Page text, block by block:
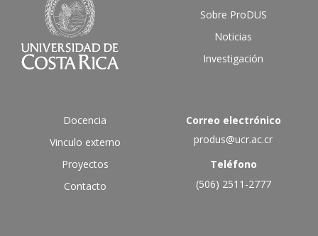
Sobre ProDUS
Noticias
Investigación
Docencia
Vinculo externo
Proyectos
Contacto
Correo electrónico
produs@ucr.ac.cr
Teléfono
(506) 2511-2777